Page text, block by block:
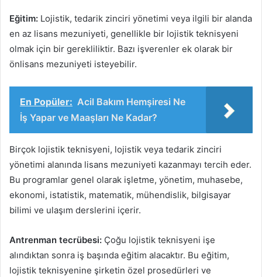
Eğitim: Lojistik, tedarik zinciri yönetimi veya ilgili bir alanda
en az lisans mezuniyeti, genellikle bir lojistik teknisyeni
olmak için bir gerekliliktir. Bazı işverenler ek olarak bir
önlisans mezuniyeti isteyebilir.
En Popüler: Acil Bakım Hemşiresi Ne
İş Yapar ve Maaşları Ne Kadar?
Birçok lojistik teknisyeni, lojistik veya tedarik zinciri
yönetimi alanında lisans mezuniyeti kazanmayı tercih eder.
Bu programlar genel olarak işletme, yönetim, muhasebe,
ekonomi, istatistik, matematik, mühendislik, bilgisayar
bilimi ve ulaşım derslerini içerir.
Antrenman tecrübesi: Çoğu lojistik teknisyeni işe
alındıktan sonra iş başında eğitim alacaktır. Bu eğitim,
lojistik teknisyenine şirketin özel prosedürleri ve